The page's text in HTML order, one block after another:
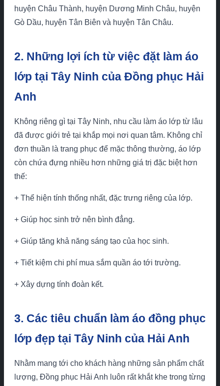
huyện Châu Thành, huyện Dương Minh Châu, huyện
Gò Dầu, huyện Tân Biên và huyện Tân Châu.
2. Những lợi ích từ việc đặt làm áo
lớp tại Tây Ninh của Đồng phục Hải
Anh
Không riêng gì tại Tây Ninh, nhu cầu làm áo lớp từ lâu
đã được giới trẻ tại khắp mọi nơi quan tâm. Không chỉ
đơn thuần là trang phục để mặc thông thường, áo lớp
còn chứa đựng nhiều hơn những giá trị đặc biệt hơn
thế:
+ Thể hiện tính thống nhất, đặc trưng riêng của lớp.
+ Giúp học sinh trở nên bình đẳng.
+ Giúp tăng khả năng sáng tạo của học sinh.
+ Tiết kiệm chi phí mua sắm quần áo tới trường.
+ Xây dựng tính đoàn kết.
3. Các tiêu chuẩn làm áo đồng phục
lớp đẹp tại Tây Ninh của Hải Anh
Nhằm mang tới cho khách hàng những sản phẩm chất
lượng, Đồng phục Hải Anh luôn rất khắt khe trong từng